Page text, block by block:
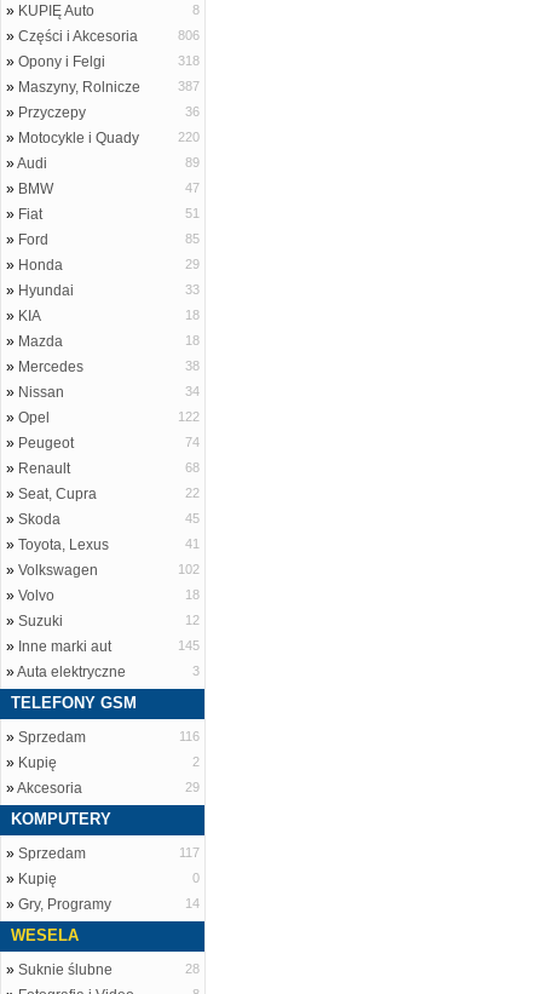
» KUPIĘ Auto 8
» Części i Akcesoria 806
» Opony i Felgi 318
» Maszyny, Rolnicze 387
» Przyczepy 36
» Motocykle i Quady 220
»Audi 89
» BMW 47
» Fiat 51
» Ford 85
» Honda 29
» Hyundai 33
» KIA 18
» Mazda 18
» Mercedes 38
» Nissan 34
» Opel 122
» Peugeot 74
» Renault 68
» Seat, Cupra 22
» Skoda 45
» Toyota, Lexus 41
» Volkswagen 102
» Volvo 18
» Suzuki 12
» Inne marki aut 145
»Auta elektryczne 3
TELEFONY GSM
» Sprzedam 116
» Kupię 2
»Akcesoria 29
KOMPUTERY
» Sprzedam 117
» Kupię 0
» Gry, Programy 14
WESELA
» Suknie ślubne 28